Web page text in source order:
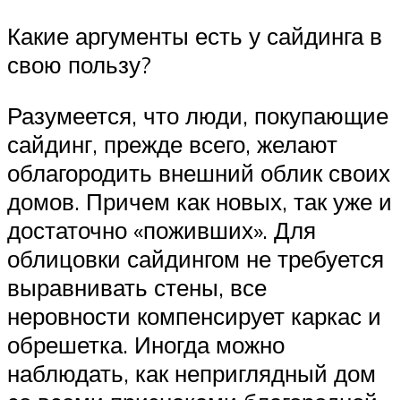
Какие аргументы есть у сайдинга в
свою пользу?
Разумеется, что люди, покупающие
сайдинг, прежде всего, желают
облагородить внешний облик своих
домов. Причем как новых, так уже и
достаточно «поживших». Для
облицовки сайдингом не требуется
выравнивать стены, все
неровности компенсирует каркас и
обрешетка. Иногда можно
наблюдать, как неприглядный дом